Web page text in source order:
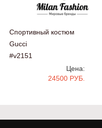
Спортивный костюм
Gucci
#v2151
Цена:
24500 РУБ.